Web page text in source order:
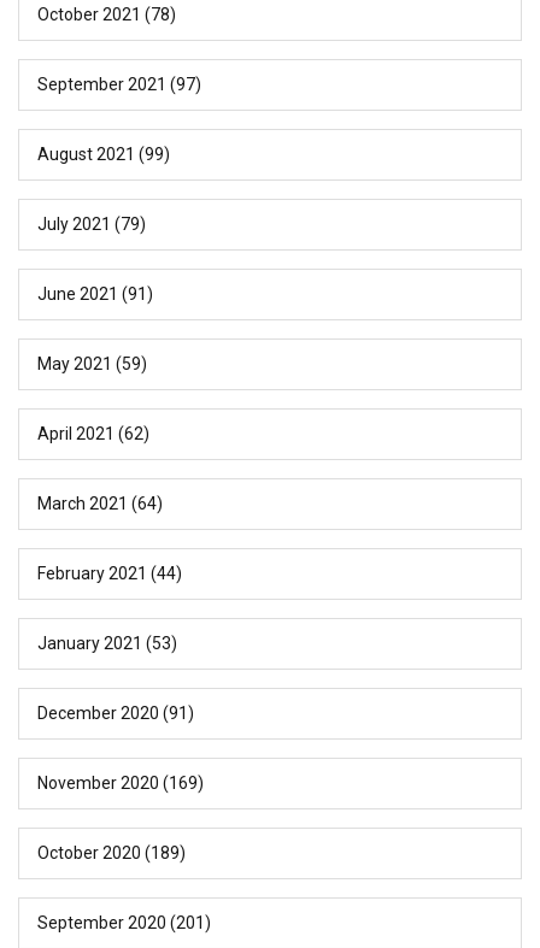
October 2021 (78)
September 2021 (97)
August 2021 (99)
July 2021 (79)
June 2021 (91)
May 2021 (59)
April 2021 (62)
March 2021 (64)
February 2021 (44)
January 2021 (53)
December 2020 (91)
November 2020 (169)
October 2020 (189)
September 2020 (201)